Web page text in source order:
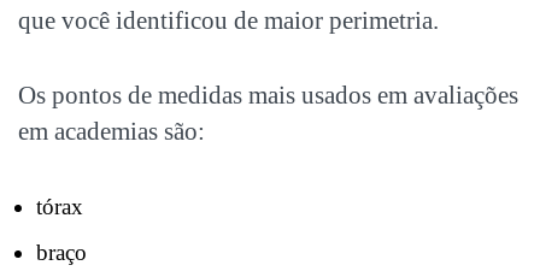
que você identificou de maior perimetria.
Os pontos de medidas mais usados em avaliações
em academias são:
tórax
braço